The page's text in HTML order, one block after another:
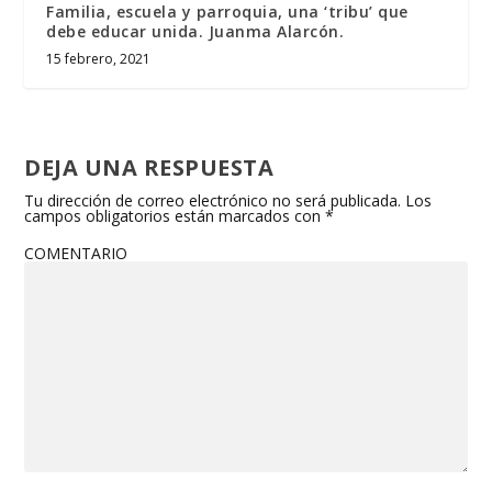
Familia, escuela y parroquia, una ‘tribu’ que
debe educar unida. Juanma Alarcón.
15 febrero, 2021
DEJA UNA RESPUESTA
Tu dirección de correo electrónico no será publicada. Los
campos obligatorios están marcados con*
COMENTARIO